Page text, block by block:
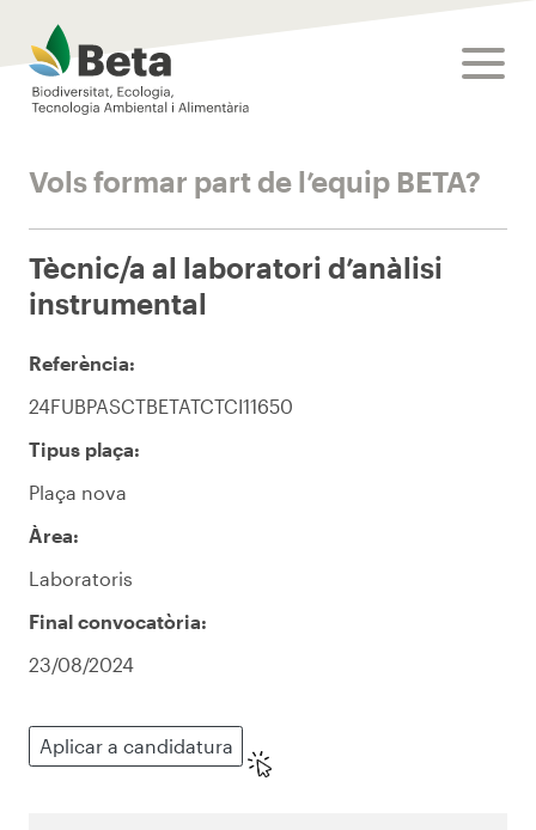
Beta Tech Center
Vols formar part de l’equip BETA?
Tècnic/a al laboratori d’anàlisi
instrumental
Referència:
24FUBPASCTBETATCTCI11650
Tipus plaça:
Plaça nova
Àrea:
Laboratoris
Final convocatòria:
23/08/2024
Aplicar a candidatura